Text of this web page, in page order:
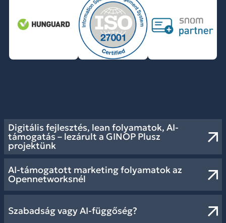
Digitális fejlesztés, lean folyamatok, AI-
támogatás – lezárult a GINOP Plusz
projektünk
AI-támogatott marketing folyamatok az
Opennetworksnél
Szabadság vagy AI-függőség?